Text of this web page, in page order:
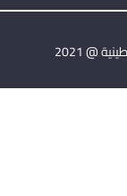
@ 2021